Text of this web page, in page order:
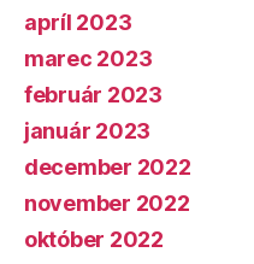
apríl 2023
marec 2023
február 2023
január 2023
december 2022
november 2022
október 2022